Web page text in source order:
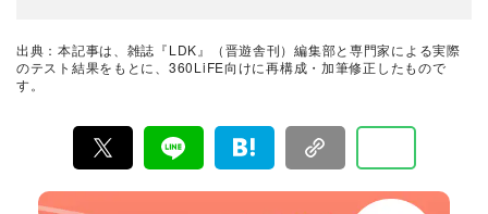
て見つけた「本当に良いもの」と「お役立ち情報」を厳
選してあなたにお届け。編集長・高橋咲彩を中心に、11
出典：本記事は、雑誌『LDK』（晋遊舎刊）編集部と専門家による実際
のテスト結果をもとに、360LiFE向けに再構成・加筆修正したもので
す。